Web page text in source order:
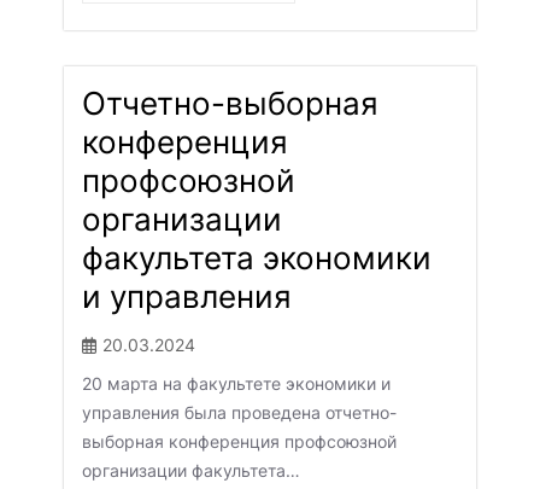
Отчетно-выборная
конференция
профсоюзной
организации
факультета экономики
и управления
20.03.2024
20 марта на факультете экономики и
управления была проведена отчетно-
выборная конференция профсоюзной
организации факультета…